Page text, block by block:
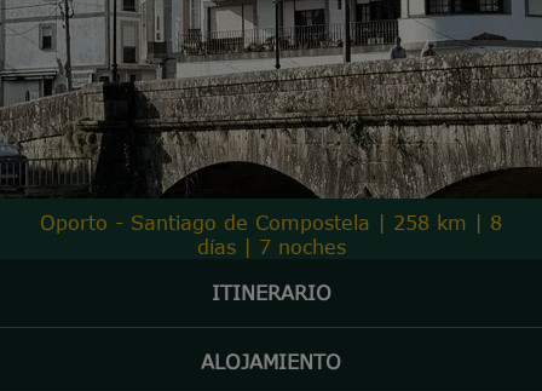
Oporto - Santiago de Compostela | 258 km | 8
días | 7 noches
ITINERARIO
ALOJAMIENTO